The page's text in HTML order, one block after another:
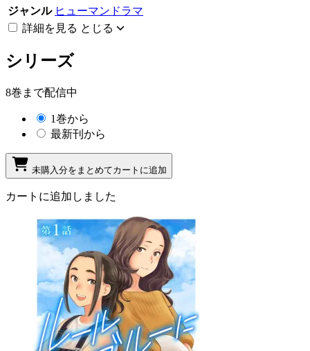
ジャンル ヒューマンドラマ
詳細を見る とじる
シリーズ
8巻まで配信中
1巻から
最新刊から
未購入分をまとめてカートに追加
カートに追加しました